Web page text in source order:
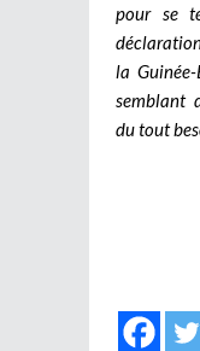
pour se
la
semblant
du tout